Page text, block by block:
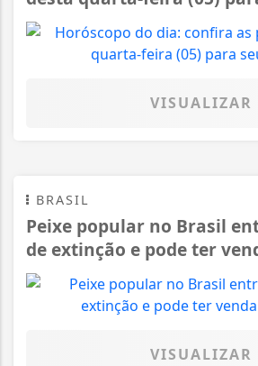
VISUALIZAR
BRASIL
Peixe popular no Brasil
de extinção e pode ter
VISUALIZAR